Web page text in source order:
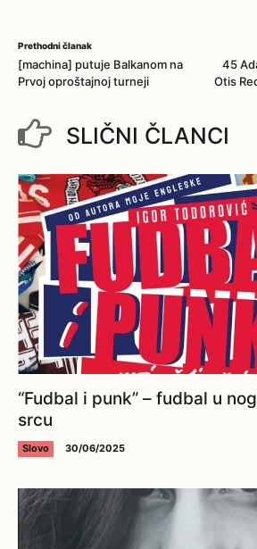
Prethodni članak
[machina] putuje Balkanom na
Prvoj oproštajnoj turneji
45
Otis
SLIČNI ČLANCI
“Fudbal i punk” – fudbal u
srcu
Slovo 30/06/2025